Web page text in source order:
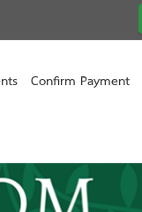
Confirm Payment